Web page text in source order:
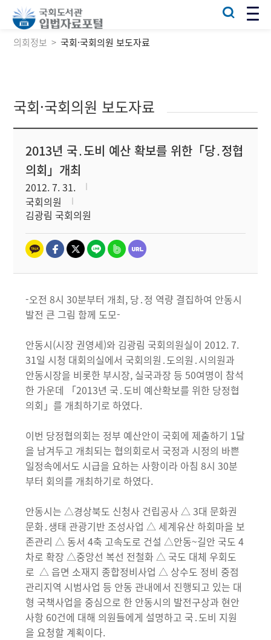
의회정보 국회·국회의원 보도자료
국회·국회의원 보도자료
2013년 국․도비 예산 확보를 위한「당․정협
의회」개최
2012. 7. 31.
국회의원
김광림 국회의원
-오전 8시 30분부터 개최, 당․정 역량 결집하여 안동시
발전 큰 그림 함께 도모-
안동시(시장 권영세)와 김광림 국회의원실이 2012. 7.
31일 시청 대회의실에서 국회의원․도의원․시의원과
안동시장을 비롯한 부시장, 실국과장 등 50여명이 참석
한 가운데 「2013년 국․도비 예산확보를 위한 당정협
의회」를 개최하기로 하였다.
이번 당정협의회는 정부 예산안이 국회에 제출하기 1달
을 남겨두고 개최되는 협의회로서 국정과 시정의 바쁜
일정속에서도 시급을 요하는 사항이라 아침 8시 30분
부터 회의를 개최하기로 하였다.
안동시는 △경상북도 신청사 건립공사 △ 3대 문화권
문화․생태 관광기반 조성사업 △ 세계유산 하회마을 보
존관리 △ 동서 4축 고속도로 건설 △안동~길안 국도 4
차로 확장 △중앙선 복선 전철화 △ 국도 대체 우회도
로 △ 읍면 소재지 종합정비사업 △ 상수도 정비 중점
관리지역 시범사업 등 안동 관내에서 진행되고 있는 대
형 국책사업을 중심으로 한 안동시의 발전구상과 현안
사항 60건에 대해 의원들에게 설명하고 국․도비 지원
을 요청할 계획이다.